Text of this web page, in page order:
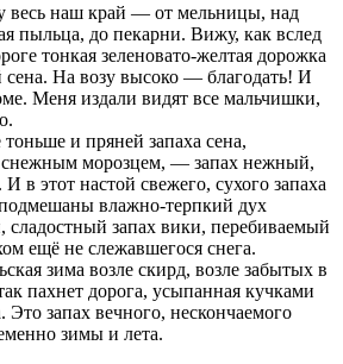
весь наш край — от мельницы, над
пыльца, до пекарни. Вижу, как вслед
тонкая зеленовато-желтая дорожка
сена. На возу высоко — благодать! И
Меня издали видят все мальчишки,
и пряней запаха сена,
снежным морозцем, — запах нежный,
этот настой свежего, сухого запаха
влажно-терпкий дух
запах вики, перебиваемый
ещё не слежавшегося снега.
зима возле скирд, возле забытых в
пахнет дорога, усыпанная кучками
Это запах вечного, нескончаемого
зимы и лета.